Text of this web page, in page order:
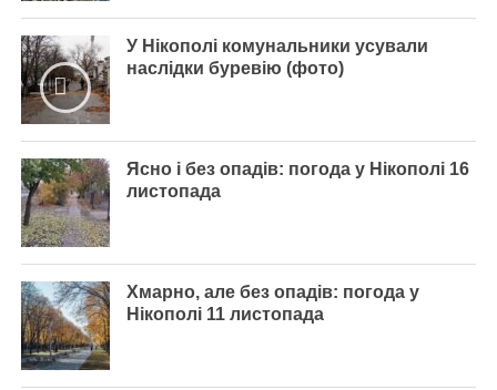
У Нікополі комунальники усували
наслідки буревію (фото)
Ясно і без опадів: погода у Нікополі 16
листопада
Хмарно, але без опадів: погода у
Нікополі 11 листопада